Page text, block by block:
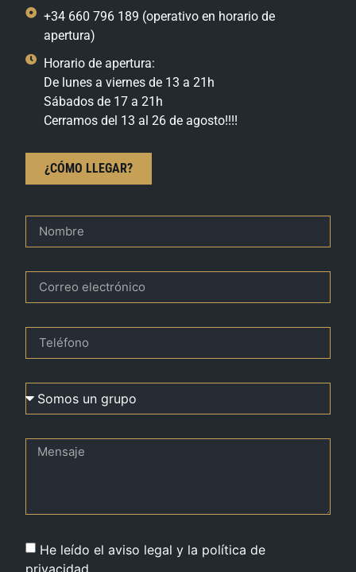
+34 660 796 189 (operativo en horario de
apertura)
Horario de apertura:
De lunes a viernes de 13 a 21h
Sábados de 17 a 21h
Cerramos del 13 al 26 de agosto!!!!
¿CÓMO LLEGAR?
He leído el aviso legal y la política de
privacidad